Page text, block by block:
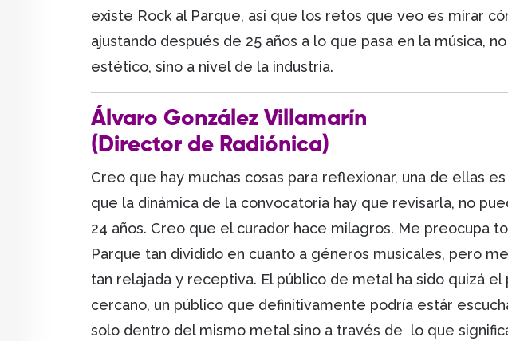
existe Rock al Parque, así que los retos que veo es mirar
ajustando después de 25 años a lo que pasa en la música,
estético, sino a nivel de la industria.
Álvaro González Villamarín
(Director de Radiónica)
Creo que hay muchas cosas para reflexionar, una de ellas
que la dinámica de la convocatoria hay que revisarla, no
24 años. Creo que el curador hace milagros. Me preocupa
Parque tan dividido en cuanto a géneros musicales, pero
tan relajada y receptiva. El público de metal ha sido quizá el
cercano, un público que definitivamente podría estár
solo dentro del mismo metal sino a través de lo que